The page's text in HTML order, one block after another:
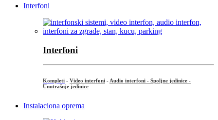
Interfoni
Interfoni
Kompleti - Video interfoni - Audio interfoni - Spoljne jedinice -
Unutrašnje jedinice
Instalaciona oprema